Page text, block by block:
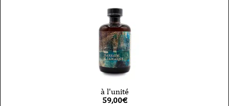
à l'unité
59,00€